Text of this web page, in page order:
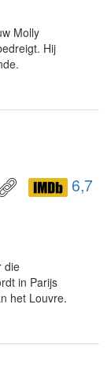
Molly
Hij
6,7
die
in Parijs
het Louvre.